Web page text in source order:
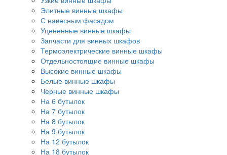
Элитные винные шкафы
С навесным фасадом
Уцененные винные шкафы
Запчасти для винных шкафов
Термоэлектрические винные шкафы
Отдельностоящие винные шкафы
Высокие винные шкафы
Белые винные шкафы
Черные винные шкафы
На 6 бутылок
На 7 бутылок
На 8 бутылок
На 9 бутылок
На 12 бутылок
На 18 бутылок